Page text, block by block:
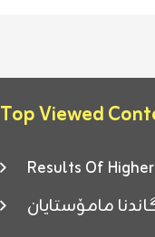
Top Viewed
Results Of
مامۆستایان